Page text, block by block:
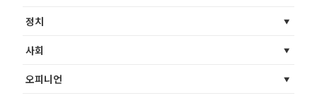
정치
사회
오피니언